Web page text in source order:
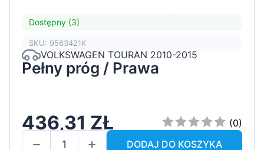
Dostępny (3)
SKU: 9563421K
VOLKSWAGEN TOURAN 2010-2015
Pełny próg / Prawa
436,31 ZŁ
(0)
DODAJ DO KOSZYKA